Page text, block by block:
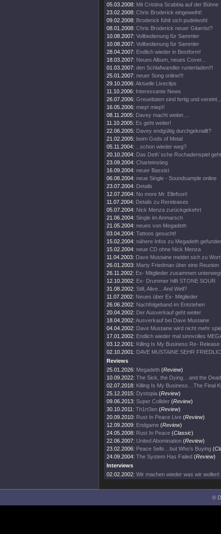
05.03.2008: Mit Cristina Scabbia auf der Bühne
23.02.2008: Chris Broderick eingeweiht!
09.02.2008: Broderick fühlt sich pudelwohl
08.01.2008: Chris Broderick neuer Gitarrist?
10.08.2007: Vollbedienung für Sammler
10.08.2007: Vollbedienung für Sammler
28.04.2007: Endlich wieder in Bestform!
18.03.2007: Neues Album, neues Cover...
01.03.2007: den Schlafwandler runterladen!!!
25.01.2007: neuer Song online!!!
29.10.2006: Aktuelle Liveclips
11.10.2006: Interessante News
26.07.2006: Greueltaten sind fertig und vereint...
16.05.2006: miep! miep!!
08.11.2005: Davey macht weiter....
11.10.2005: Es geht weiter!
22.06.2005: Davey endgültig durchgeknallt?
21.02.2005: beim Gods of Metal
05.11.2004:
...schon wieder weg?
20.10.2004: Das Deth´sche Rochadenspiel
23.09.2004: Charteinstieg
16.09.2004: neuer Bassist
06.08.2004: neue Single - Soundsample online
23.07.2004: Details
12.07.2004: No more Mr. Ellefson!
11.07.2004: Details zu Rereleases
05.07.2004: Nick Menza zurückgekehrt
21.06.2004: Single im Anmarsch
21.05.2004: neues von Megadeth
03.04.2004: Tattoos gesucht!
15.02.2004: nähere Infos zu Megadeth
15.02.2004: neue CD ohne Nick Menza
11.04.2003: Dave Mustaine meldet sich zu Wort
26.01.2003: Marty Friedman über eine Reunion
26.11.2002: Ex- Mitglieder zusammen
12.10.2002: Ex- Drummer hilft STONE SOUR
31.08.2002: Still, Alive... And Well?
11.07.2002: Neues über Ex- Mitglieder
26.06.2002: Nachfolgeband im Entstehen
20.04.2002: Der Ausverkauf geht weiter
18.04.2002: Ausverkauf bei Dave Mustaine
04.04.2002: Dave Mustaine wird nicht mehr
17.01.2002: Endlich wieder mal sinnvolles
03.12.2001: Killing Is My Business Re- Release
02.10.2001: DAVE MUSTAINE SEHR
Reviews
25.01.2026: Megadeth (Review)
10.09.2022: The Sick, the Dying... and the
02.07.2018: Killing Is My Business…The Final
25.12.2015: Dystopia (Review)
09.06.2013: Super Collider (Review)
30.10.2011: Th1rt3en (Review)
20.09.2010: Rust In Peace Live (Review)
12.09.2009: Endgame (Review)
24.05.2008: Rust In Peace (Classic)
22.06.2007: United Abomination (Review)
23.02.2006: Peace Sells…but Who’s Buying (
24.09.2004: The System Has Failed (Review)
Interviews
02.02.2002: Wir machen wieder was wir wollen!
©